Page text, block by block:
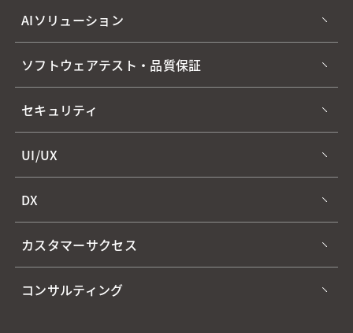
AIソリューション
ソフトウェアテスト・品質保証
セキュリティ
UI/UX
DX
カスタマーサクセス
コンサルティング